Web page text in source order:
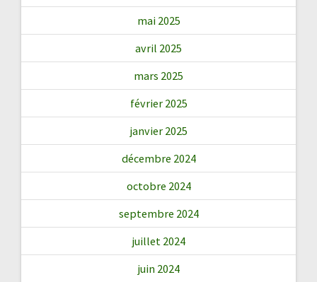
mai 2025
avril 2025
mars 2025
février 2025
janvier 2025
décembre 2024
octobre 2024
septembre 2024
juillet 2024
juin 2024